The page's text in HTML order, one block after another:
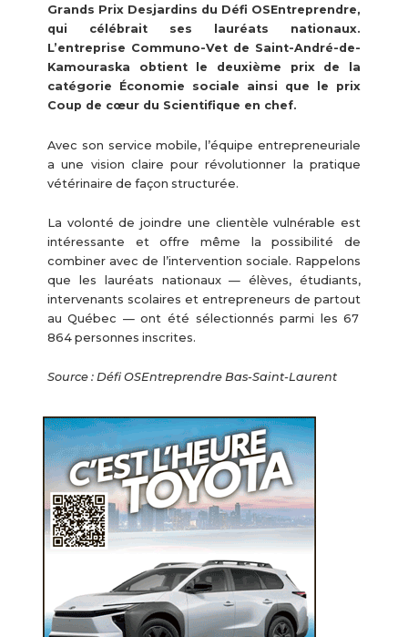
Grands Prix Desjardins du Défi OSEntreprendre,
qui célébrait ses lauréats nationaux.
L’entreprise Communo-Vet de Saint-André-de-
Kamouraska obtient le deuxième prix de la
catégorie Économie sociale ainsi que le prix
Coup de cœur du Scientifique en chef.
Avec son service mobile, l’équipe entrepreneuriale
a une vision claire pour révolutionner la pratique
vétérinaire de façon structurée.
La volonté de joindre une clientèle vulnérable est
intéressante et offre même la possibilité de
combiner avec de l’intervention sociale. Rappelons
que les lauréats nationaux — élèves, étudiants,
intervenants scolaires et entrepreneurs de partout
au Québec — ont été sélectionnés parmi les 67
864 personnes inscrites.
Source : Défi OSEntreprendre Bas-Saint-Laurent